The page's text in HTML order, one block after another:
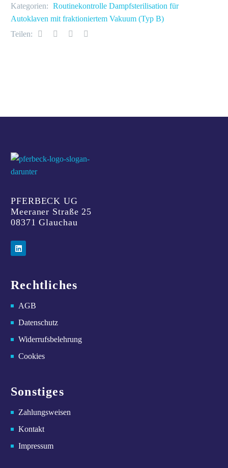
Kategorien: Routinekontrolle Dampfsterilisation für
Autoklaven mit fraktioniertem Vakuum (Typ B)
Teilen:
PFERBECK UG
Meeraner Straße 25
08371 Glauchau
Rechtliches
AGB
Datenschutz
Widerrufsbelehrung
Cookies
Sonstiges
Zahlungsweisen
Kontakt
Impressum